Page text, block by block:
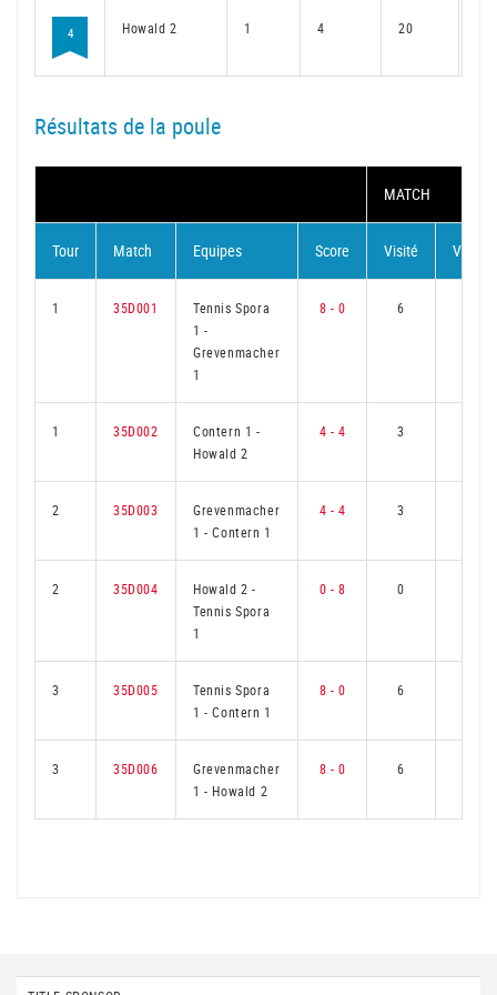
4 Howald 2 1 4 20
Résultats de la poule
MATCH
Tour Match Equipes Score Visité
1 35D001
Tennis Spora
1-
Grevenmacher
1
8 - 0 6
1 35D002 Contern 1 -
Howald 2
4 - 4 3
2 35D003
Grevenmacher
1-Contern 1
4 - 4 3
2 35D004 Howald 2-
Tennis Spora
1
0 - 8 0
3 35D005
Tennis Spora
1-Contern 1
8 - 0 6
3 35D006
Grevenmacher
1- Howald 2
8 - 0 6